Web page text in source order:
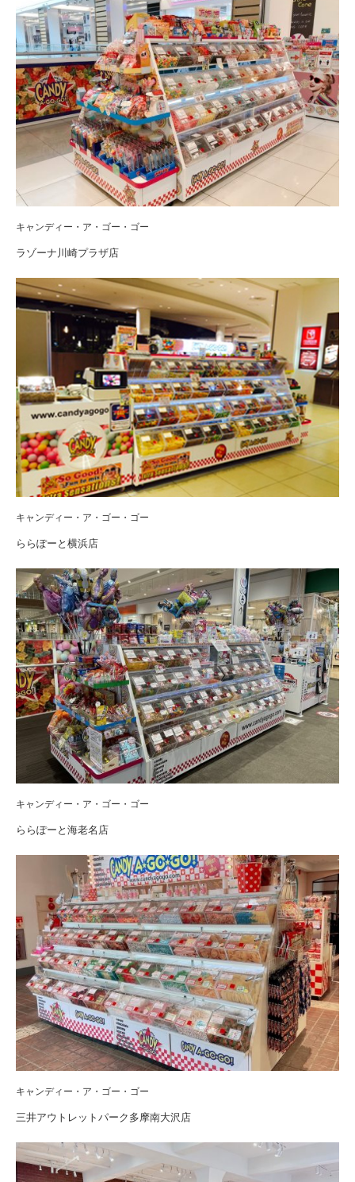
キャンディー・ア・ゴー・ゴー
ラゾーナ川崎プラザ店
キャンディー・ア・ゴー・ゴー
ららぽーと横浜店
キャンディー・ア・ゴー・ゴー
ららぽーと海老名店
キャンディー・ア・ゴー・ゴー
三井アウトレットパーク多摩南大沢店